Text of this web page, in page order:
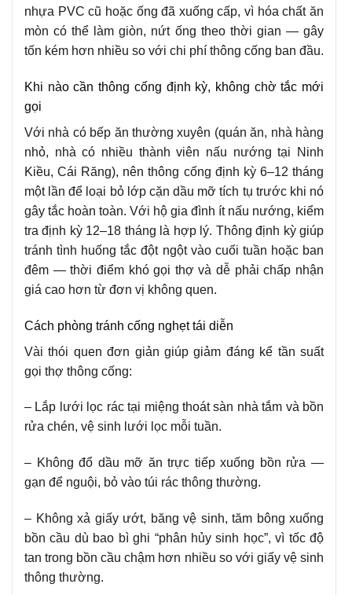
nhựa PVC cũ hoặc ống đã xuống cấp, vì hóa chất ăn
mòn có thể làm giòn, nứt ống theo thời gian — gây
tốn kém hơn nhiều so với chi phí thông cống ban đầu.
Khi nào cần thông cống định kỳ, không chờ tắc mới
gọi
Với nhà có bếp ăn thường xuyên (quán ăn, nhà hàng
nhỏ, nhà có nhiều thành viên nấu nướng tại Ninh
Kiều, Cái Răng), nên thông cống định kỳ 6–12 tháng
một lần để loại bỏ lớp cặn dầu mỡ tích tụ trước khi nó
gây tắc hoàn toàn. Với hộ gia đình ít nấu nướng, kiểm
tra định kỳ 12–18 tháng là hợp lý. Thông định kỳ giúp
tránh tình huống tắc đột ngột vào cuối tuần hoặc ban
đêm — thời điểm khó gọi thợ và dễ phải chấp nhận
giá cao hơn từ đơn vị không quen.
Cách phòng tránh cống nghẹt tái diễn
Vài thói quen đơn giản giúp giảm đáng kể tần suất
gọi thợ thông cống:
– Lắp lưới lọc rác tại miệng thoát sàn nhà tắm và bồn
rửa chén, vệ sinh lưới lọc mỗi tuần.
– Không đổ dầu mỡ ăn trực tiếp xuống bồn rửa —
gạn để nguội, bỏ vào túi rác thông thường.
– Không xả giấy ướt, băng vệ sinh, tăm bông xuống
bồn cầu dù bao bì ghi “phân hủy sinh học”, vì tốc độ
tan trong bồn cầu chậm hơn nhiều so với giấy vệ sinh
thông thường.